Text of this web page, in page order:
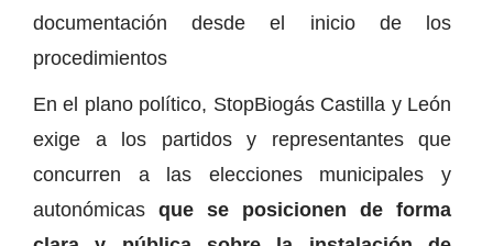
documentación desde el inicio de los
procedimientos
En el plano político, StopBiogás Castilla y León
exige a los partidos y representantes que
concurren a las elecciones municipales y
autonómicas que se posicionen de forma